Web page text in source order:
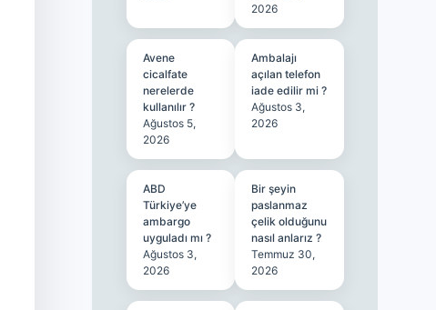
2026
Avene
cicalfate
nerelerde
kullanılır ?
Ağustos 5,
2026
Ambalajı
açılan telefon
iade edilir mi ?
Ağustos 3,
2026
ABD
Türkiye’ye
ambargo
uyguladı mı ?
Ağustos 3,
2026
Bir şeyin
paslanmaz
çelik olduğunu
nasıl anlarız ?
Temmuz 30,
2026